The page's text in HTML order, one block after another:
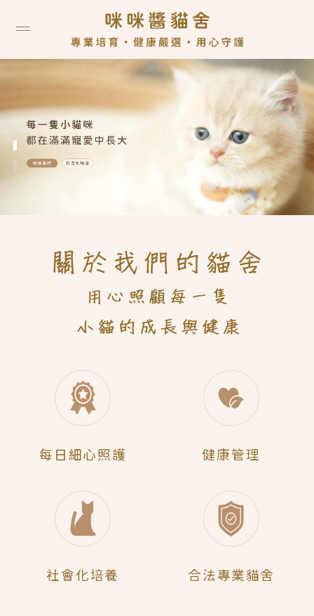
每日 細心照護 健康管理
社會化培養 合法專業貓舍